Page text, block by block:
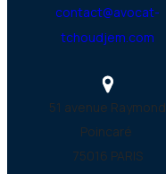
contact@avocat-
tchoudjem.com
51 avenue Raymond
Poincaré
75016 PARIS